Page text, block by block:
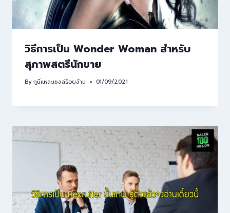
วิธีการเป็น Wonder Woman สำหรับ
สุภาพสตรีนักขาย
Byกูนี่แหละเซลล์ร้อยล้าน 01/09/2021